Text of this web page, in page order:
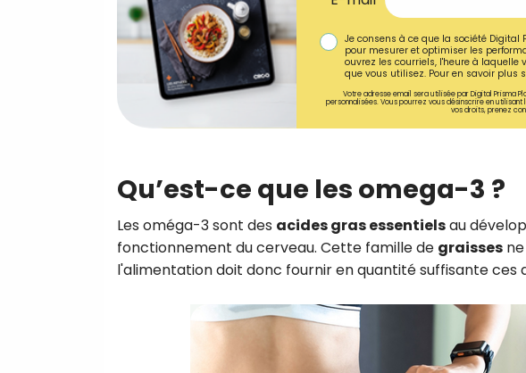
Je consens à ce que la société Digital
pour mesurer et optimiser les
ouvrez les courriels, l'heure à
que vous utilisez. Pour en savoir plus
Votre adresse email sera utilisée par Digital Prisma
personnalisées. Vous pourrez vous désinscrire en
vos droits, prenez
Qu’est-ce que les omega-3 ?
Les oméga-3 sont des acides gras essentielsau
fonctionnement du cerveau. Cette famille de graisses
l'alimentation doit donc fournir en quantité suffisante ces